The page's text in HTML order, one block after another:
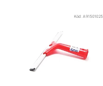
Kód:A91501025